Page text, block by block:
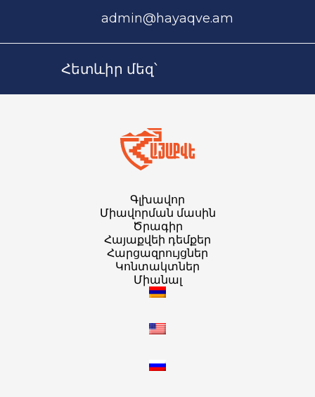
admin@hayaqve.am
Հետևիր մեզ՝
Գլխավոր
Միավորման մասին
Ծրագիր
Հայաքվեի դեմքեր
Հարցազրույցներ
Կոնտակտներ
Միանալ